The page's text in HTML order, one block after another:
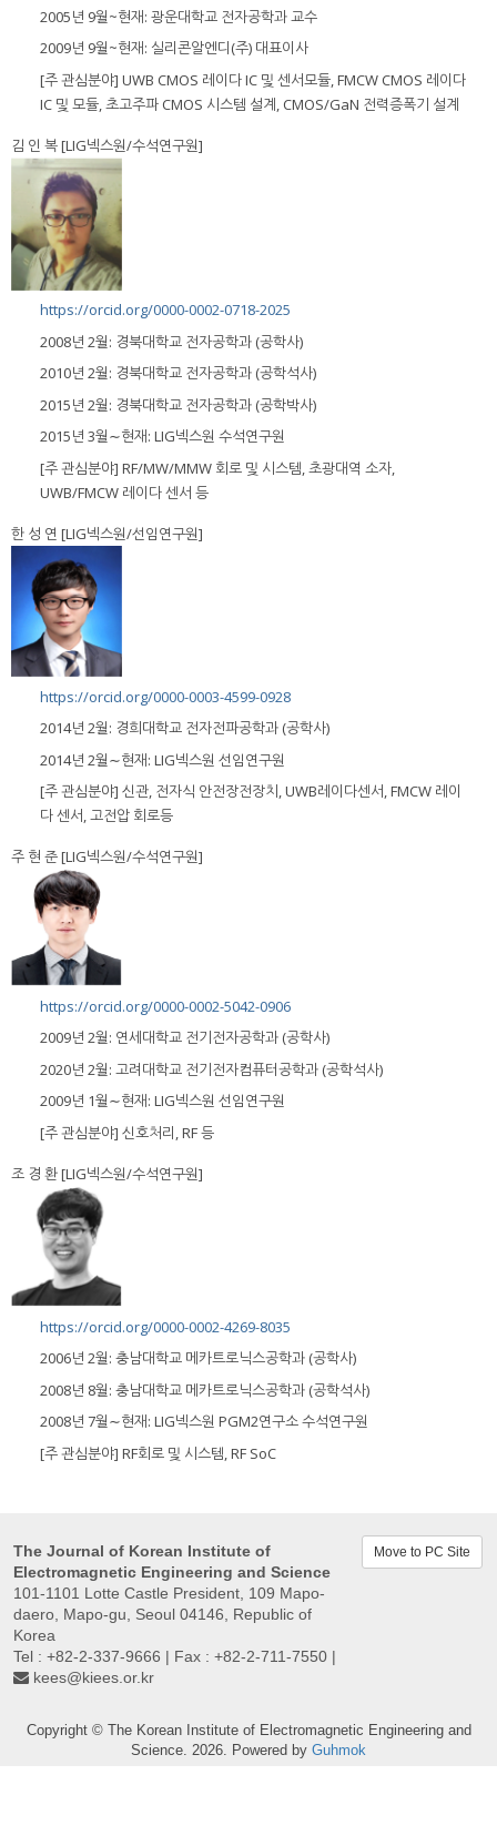
2005년 9월~현재: 광운대학교 전자공학과 교수
2009년 9월~현재: 실리콘알엔디(주) 대표이사
[주 관심분야] UWB CMOS 레이다 IC 및 센서모듈, FMCW CMOS 레이다
IC 및 모듈, 초고주파 CMOS 시스템 설계, CMOS/GaN 전력증폭기 설계
김 인 복 [LIG넥스원/수석연구원]
https://orcid.org/0000-0002-0718-2025
2008년 2월: 경북대학교 전자공학과 (공학사)
2010년 2월: 경북대학교 전자공학과 (공학석사)
2015년 2월: 경북대학교 전자공학과 (공학박사)
2015년 3월∼현재: LIG넥스원 수석연구원
[주 관심분야] RF/MW/MMW 회로 및 시스템, 초광대역 소자,
UWB/FMCW 레이다 센서 등
한 성 연 [LIG넥스원/선임연구원]
https://orcid.org/0000-0003-4599-0928
2014년 2월: 경희대학교 전자전파공학과 (공학사)
2014년 2월∼현재: LIG넥스원 선임연구원
[주 관심분야] 신관, 전자식 안전장전장치, UWB레이다센서, FMCW 레이
다 센서, 고전압 회로등
주 현 준 [LIG넥스원/수석연구원]
https://orcid.org/0000-0002-5042-0906
2009년 2월: 연세대학교 전기전자공학과 (공학사)
2020년 2월: 고려대학교 전기전자컴퓨터공학과 (공학석사)
2009년 1월∼현재: LIG넥스원 선임연구원
[주 관심분야] 신호처리, RF 등
조 경 환 [LIG넥스원/수석연구원]
https://orcid.org/0000-0002-4269-8035
2006년 2월: 충남대학교 메카트로닉스공학과 (공학사)
2008년 8월: 충남대학교 메카트로닉스공학과 (공학석사)
2008년 7월∼현재: LIG넥스원 PGM2연구소 수석연구원
[주 관심분야] RF회로 및 시스템, RF SoC
The Journal of Korean Institute of
Electromagnetic Engineering and Science
101-1101 Lotte Castle President, 109 Mapo-
daero, Mapo-gu, Seoul 04146, Republic of
Korea
Tel : +82-2-337-9666 | Fax : +82-2-711-7550 |
kees@kiees.or.kr
Move to PC Site
Copyright © The Korean Institute of Electromagnetic Engineering and
Science. 2026. Powered by Guhmok